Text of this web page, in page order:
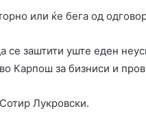
или ќе бега од
се заштити уште еден
Карпош за бизниси и
Лукровски.